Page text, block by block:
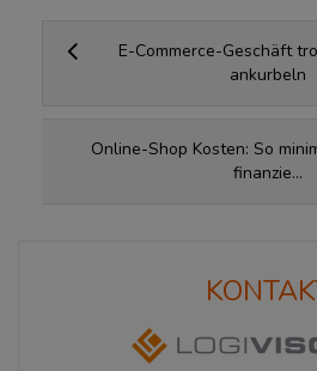
E-Commerce-Geschäft
ankurbeln
Online-Shop Kosten: So
finanzie...